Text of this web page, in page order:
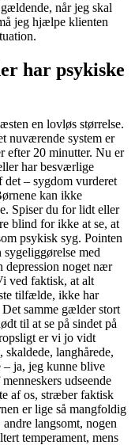
når jeg skal
jeg hjælpe klienten
har psykiske
en lovløs størrelse.
nuværende system er
efter 20 minutter. Nu er
har besværlige
det – sygdom vurderet
kan ikke
Spiser du for lidt eller
blind for ikke at se, at
psykisk syg. Pointen
sygeliggørelse med
depression noget nær
ved faktisk, at alt
tilfælde, ikke har
samme gælder stort
til at se på sindet på
er vi jo vidt
langhårede,
– ja, jeg kunne blive
udseende
af os, stræber faktisk
er lige så mangfoldig
langsomt, nogen
temperament, mens